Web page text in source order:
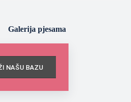
Galerija pjesama
NAŠU BAZU